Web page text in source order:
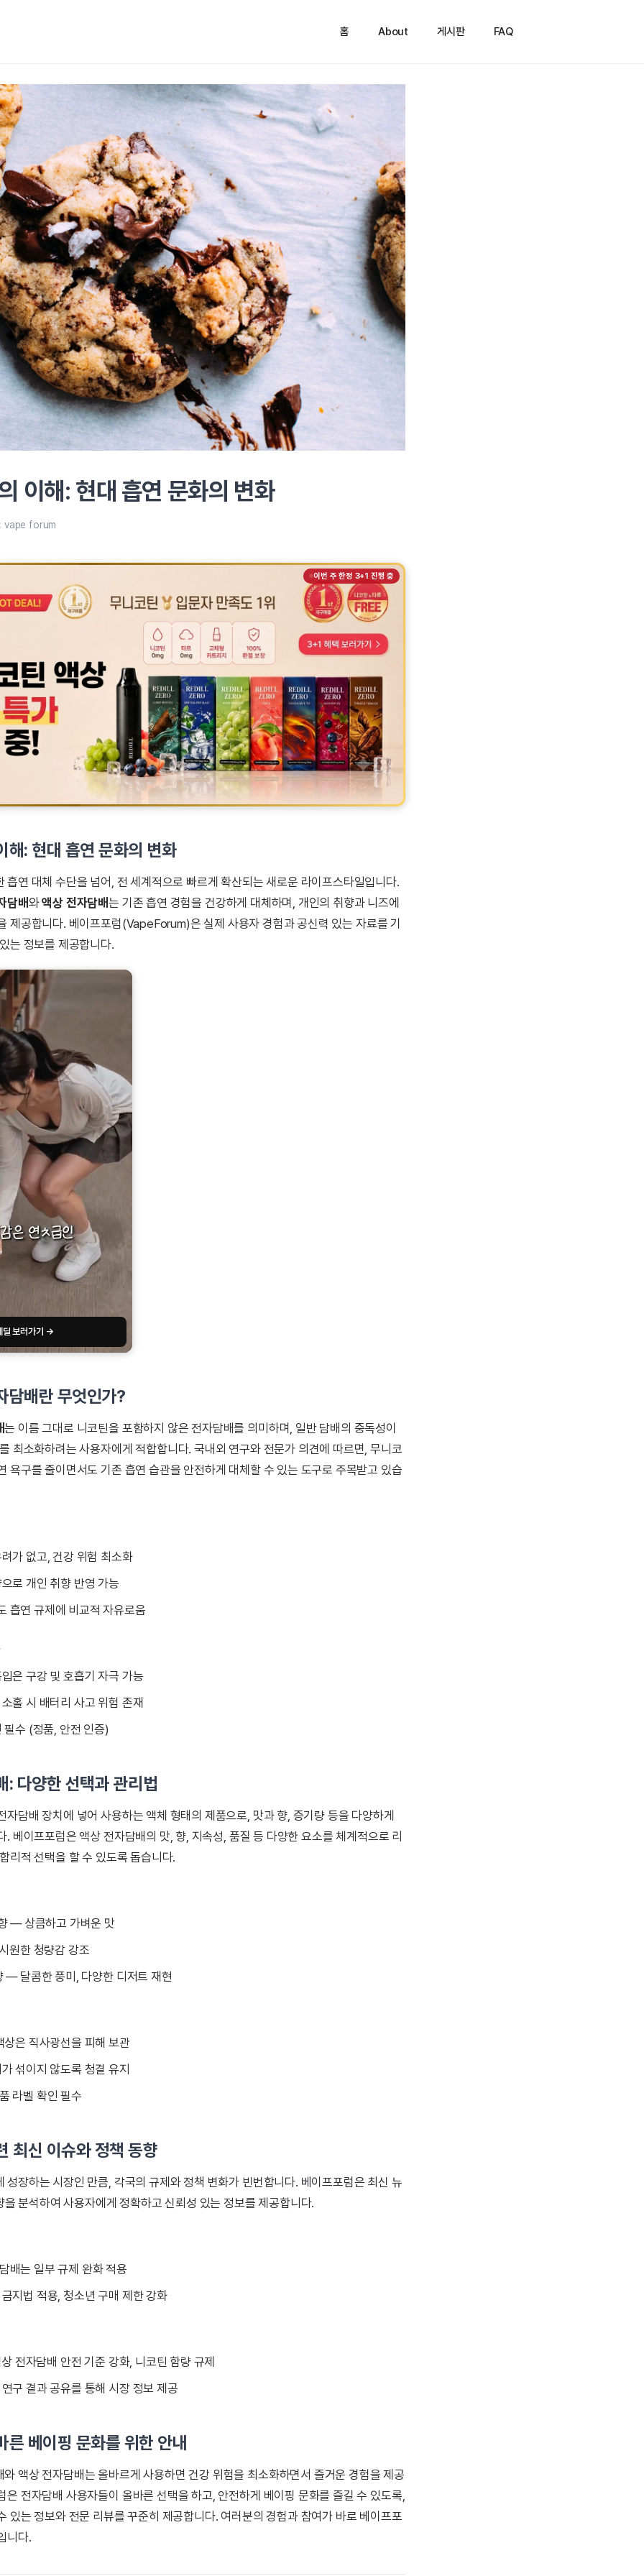
홈 About 게시판 FAQ
이해: 현대 흡연 문화의 변화
:vape forum
이번 주 한정 3+1 진행 중
해: 현대 흡연 문화의 변화
흡연 대체 수단을 넘어, 전 세계적으로 빠르게 확산되는 새로운 라이프스타일입니다.
담배와액상 전자담배는 기존 흡연 경험을 건강하게 대체하며, 개인의 취향과 니즈에
제공합니다. 베이프포럼(VapeForum)은 실제 사용자 경험과 공신력 있는 자료를 기
는 정보를 제공합니다.
딜 보러가기 →
담배란 무엇인가?
는 이름 그대로 니코틴을 포함하지 않은 전자담배를 의미하며, 일반 담배의 중독성이
최소화하려는 사용자에게 적합합니다. 국내외 연구와 전문가 의견에 따르면, 무니코
욕구를 줄이면서도 기존 흡연 습관을 안전하게 대체할 수 있는 도구로 주목받고 있습
가 없고, 건강 위험 최소화
로 개인 취향 반영 가능
흡연 규제에 비교적 자유로움
은 구강 및 호흡기 자극 가능
홀 시 배터리 사고 위험 존재
필수 (정품, 안전 인증)
: 다양한 선택과 관리법
자담배 장치에 넣어 사용하는 액체 형태의 제품으로, 맛과 향, 증기량 등을 다양하게
. 베이프포럼은 액상 전자담배의 맛, 향, 지속성, 품질 등 다양한 요소를 체계적으로 리
리적 선택을 할 수 있도록 돕습니다.
— 상큼하고 가벼운 맛
원한 청량감 강조
— 달콤한 풍미, 다양한 디저트 재현
상은 직사광선을 피해 보관
섞이지 않도록 청결 유지
라벨 확인 필수
최신 이슈와 정책 동향
성장하는 시장인 만큼, 각국의 규제와 정책 변화가 빈번합니다. 베이프포럼은 최신 뉴
을 분석하여 사용자에게 정확하고 신뢰성 있는 정보를 제공합니다.
배는 일부 규제 완화 적용
지법 적용, 청소년 구매 제한 강화
전자담배 안전 기준 강화, 니코틴 함량 규제
구 결과 공유를 통해 시장 정보 제공
른 베이핑 문화를 위한 안내
액상 전자담배는 올바르게 사용하면 건강 위험을 최소화하면서 즐거운 경험을 제공
은 전자담배 사용자들이 올바른 선택을 하고, 안전하게 베이핑 문화를 즐길 수 있도록,
있는 정보와 전문 리뷰를 꾸준히 제공합니다. 여러분의 경험과 참여가 바로 베이프포
니다.